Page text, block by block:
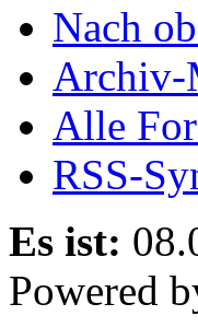
Nach
Archiv-
Alle
RSS-
Es ist:
Powered